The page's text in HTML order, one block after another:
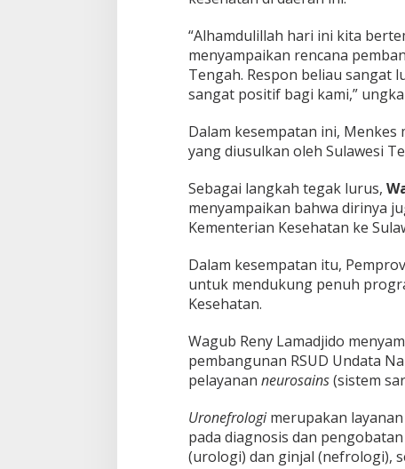
“Alhamdulillah hari ini kita
menyampaikan rencana
Tengah. Respon beliau sangat
sangat positif bagi kami,”
Dalam kesempatan ini,
yang diusulkan oleh Sulawesi
Sebagai langkah tegak lurus,
menyampaikan bahwa dirinya
Kementerian Kesehatan ke
Dalam kesempatan itu,
untuk mendukung penuh
Kesehatan.
Wagub Reny Lamadjido
pembangunan RSUD Undata
pelayanan neurosains(sistem
Uronefrologimerupakan
pada diagnosis dan
(urologi) dan ginjal (nefrologi),